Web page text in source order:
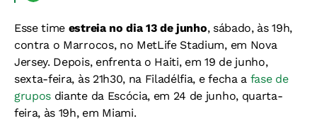
Esse time estreia no dia 13 de junho, sábado, às 19h,
contra o Marrocos, no MetLife Stadium, em Nova
Jersey. Depois, enfrenta o Haiti, em 19 de junho,
sexta-feira, às 21h30, na Filadélfia, e fecha a fase de
grupos diante da Escócia, em 24 de junho, quarta-
feira, às 19h, em Miami.